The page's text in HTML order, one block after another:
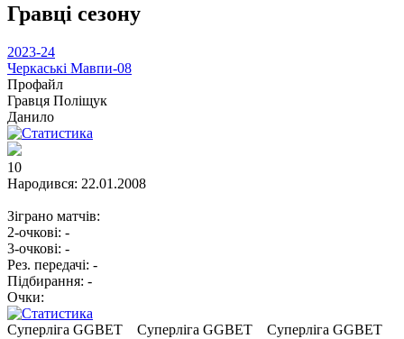
Гравці сезону
2023-24
Черкаські Мавпи-08
Профайл
Гравця Поліщук
Данило
10
Народився: 22.01.2008
Зіграно матчів:
2-очкові: -
3-очкові: -
Рез. передачі: -
Підбирання: -
Очки:
Cуперліга GGBET
Cуперліга GGBET
Cуперліга GGBET